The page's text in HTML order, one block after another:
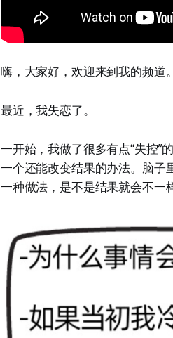
嗨，大家好，欢迎来到我的频道。
最近，我失恋了。
一开始，我做了很多有点“失控”
一个还能改变结果的办法。脑子
一种做法，是不是结果就会不一